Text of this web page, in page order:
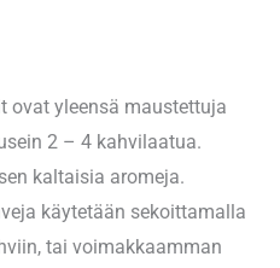
ovat yleensä maustettuja
2 – 4 kahvilaatua.
kaltaisia aromeja.
käytetään sekoittamalla
tai voimakkaamman